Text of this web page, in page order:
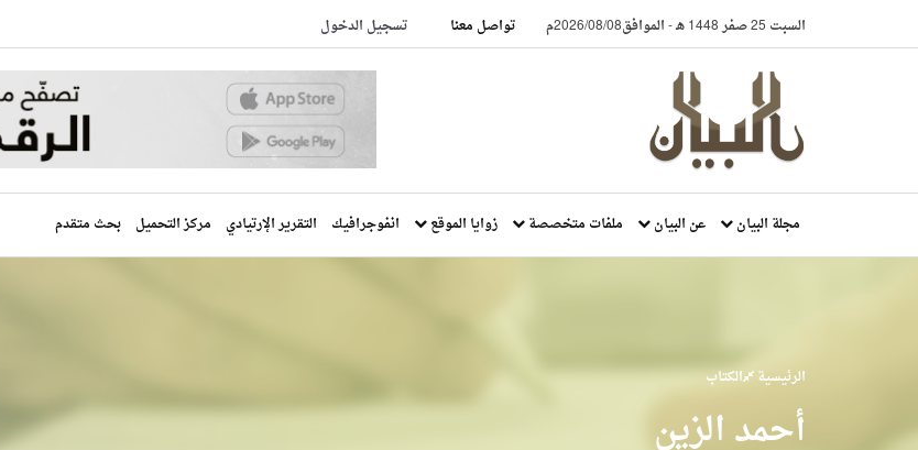
السبت 25 صفر 1448 هـ -الموافق2026/08/08م تواصل معنا تسجيل الدخول
مجلة البيان عن البيان ملفات متخصصة زوايا الموقع انفوجرافيك التقرير الإرتيادي مركز التحميل بحث متقدم
الرئيسية الكتاب
أحمد الزين